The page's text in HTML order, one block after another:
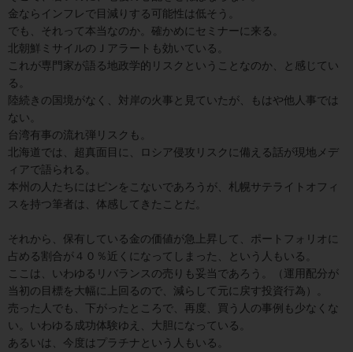
金ならインフレで目減りする可能性は低そう。
でも、それって本当なのか。確かめにセミナーに来る。
北朝鮮ミサイルのＪアラートも効いている。
これが専門家が語る地政学的リスクということなのか、と感じてい
る。
陸続きの国境がなく、対岸の火事と見ていたが、もはや他人事では
ない。
台湾有事の流れ弾リスクも。
北海道では、超真面目に、ロシア侵攻リスクに備える話が現地メデ
ィアで語られる。
本州の人たちにはピンをこないであろうが、札幌サテライトオフィ
スを持つ筆者は、体感してきたことだ。
それから、保有している金の価値が急上昇して、ポートフォリオに
占める割合が４０％近くになってしまった、という人もいる。
ここは、いわゆるリバランスの売りも妥当であろう。（運用配分が
当初の目標を大幅に上回るので、減らして元に戻す投資行為）。
売った人でも、下がったところで、再度、買う人の事例も少なくな
い。いわゆる成功体験ゆえ、大胆になっている。
あるいは、今度はプラチナという人もいる。